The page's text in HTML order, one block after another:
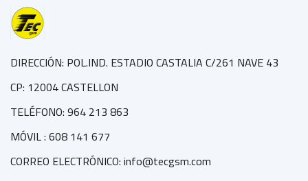
DIRECCIÓN: POL.IND. ESTADIO CASTALIA C/261 NAVE 43
CP: 12004 CASTELLON
TELÉFONO: 964 213 863
MÓVIL : 608 141 677
CORREO ELECTRÓNICO: info@tecgsm.com